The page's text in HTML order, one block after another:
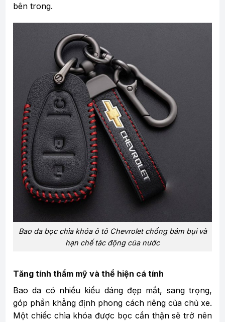
bên trong.
Bao da bọc chìa khóa ô tô Chevrolet chống bám bụi và
hạn chế tác động của nước
Tăng tính thẩm mỹ và thể hiện cá tính
Bao da có nhiều kiểu dáng đẹp mắt, sang trọng,
góp phần khẳng định phong cách riêng của chủ xe.
Một chiếc chìa khóa được bọc cẩn thận sẽ trở nên